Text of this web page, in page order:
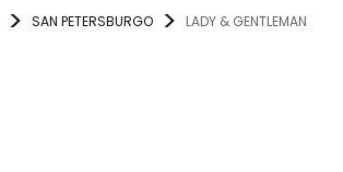
SAN PETERSBURGO LADY & GENTLEMAN